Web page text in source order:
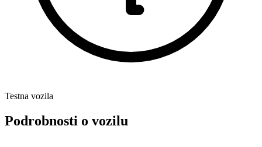
Testna vozila
Podrobnosti o vozilu